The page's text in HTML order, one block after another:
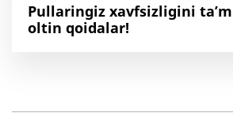
Pullaringiz xavfsizligini
oltin qoidalar!